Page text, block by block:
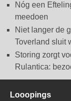
Nóg een
meedoen
Niet langer de
Toverland sluit
Storing zorgt
Rulantica:
Looopings